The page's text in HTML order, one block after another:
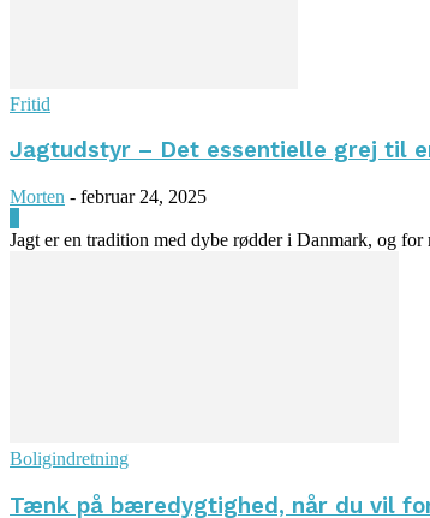
Fritid
Jagtudstyr – Det essentielle grej til
Morten - februar 24, 2025
Jagt er en tradition med dybe rødder i Danmark, og
Boligindretning
Tænk på bæredygtighed, når du vil